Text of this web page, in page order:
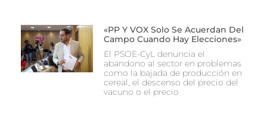
«PP Y VOX Solo Se Acuerdan Del
Campo Cuando Hay Elecciones»
El PSOE-CyL denuncia el
abandono al sector en problemas
como la bajada de producción en
cereal, el descenso del precio del
vacuno o el precio